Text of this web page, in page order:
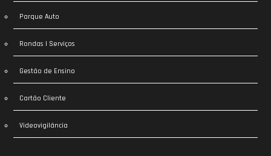
Parque Auto
Rondas | Serviços
Gestão de Ensino
Cartão Cliente
Videovigilância